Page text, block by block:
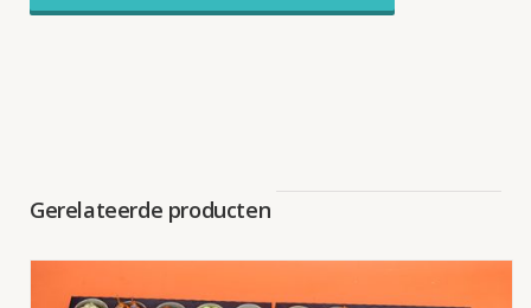
Gerelateerde producten